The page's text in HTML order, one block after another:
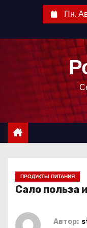
с
Пн.
ПРОДУКТЫ ПИТАНИЯ
Сало польза
Автор: